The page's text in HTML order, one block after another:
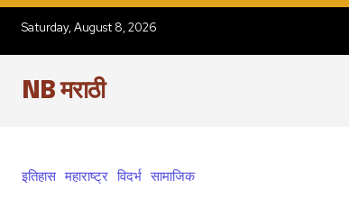
Saturday, August 8, 2026
NB मराठी
इतिहास महाराष्ट्र विदर्भ सामाजिक